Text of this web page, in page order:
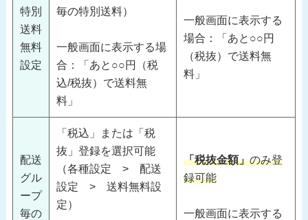
特別
送料
無料
設定
毎の特別送料）
一般画面に表示する場
合：「あと○○円（税
込/税抜）で送料無
料」
一般画面に表示する
場合：「あと○○円
（税抜）で送料無
料」
配送
グル
ープ
毎の
「税込」または「税
抜」登録を選択可能
（各種設定 > 配送
設定 > 送料無料設
定）
「税抜金額」のみ登
録可能
一般画面に表示する